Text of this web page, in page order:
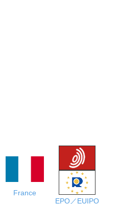
France
EPO／EUIPO